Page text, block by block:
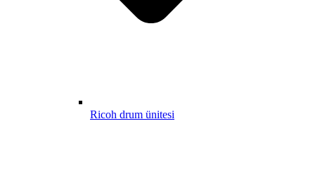
Ricoh drum ünitesi